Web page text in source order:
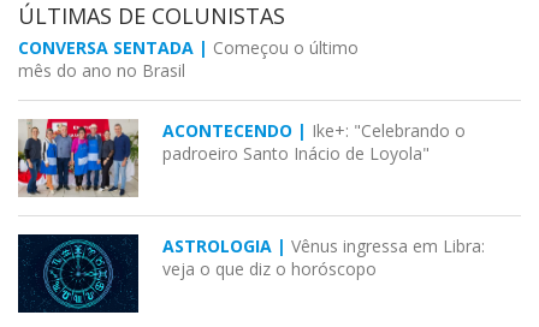
ÚLTIMAS DE COLUNISTAS
CONVERSA SENTADA | Começou o último
mês do ano no Brasil
ACONTECENDO | Ike+: "Celebrando o
padroeiro Santo Inácio de Loyola"
ASTROLOGIA | Vênus ingressa em Libra:
veja o que diz o horóscopo